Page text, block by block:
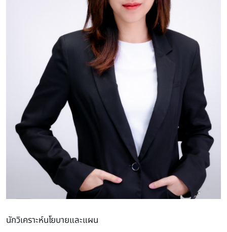
นักวิเคราะห์นโยบายและแผน